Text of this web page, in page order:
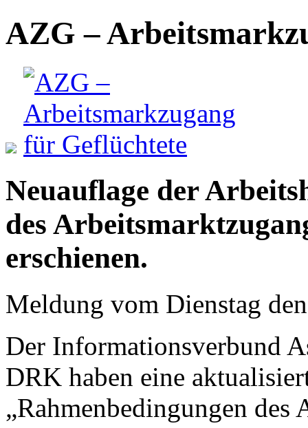
AZG –
Neuauflage der
des
erschienen.
Meldung vom Dienstag
Der Informationsverbund
DRK haben eine
„Rahmenbedingungen